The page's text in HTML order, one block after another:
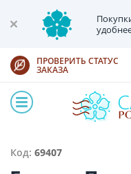
ПРОВЕРИТЬ СТАТУС
ЗАКАЗА
Код: 69407